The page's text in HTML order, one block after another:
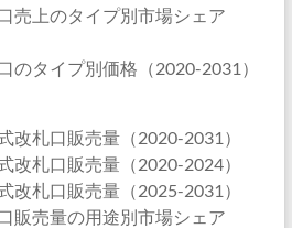
売上のタイプ別市場シェア
のタイプ別価格（2020-2031）
改札口販売量（2020-2031）
改札口販売量（2020-2024）
改札口販売量（2025-2031）
販売量の用途別市場シェア